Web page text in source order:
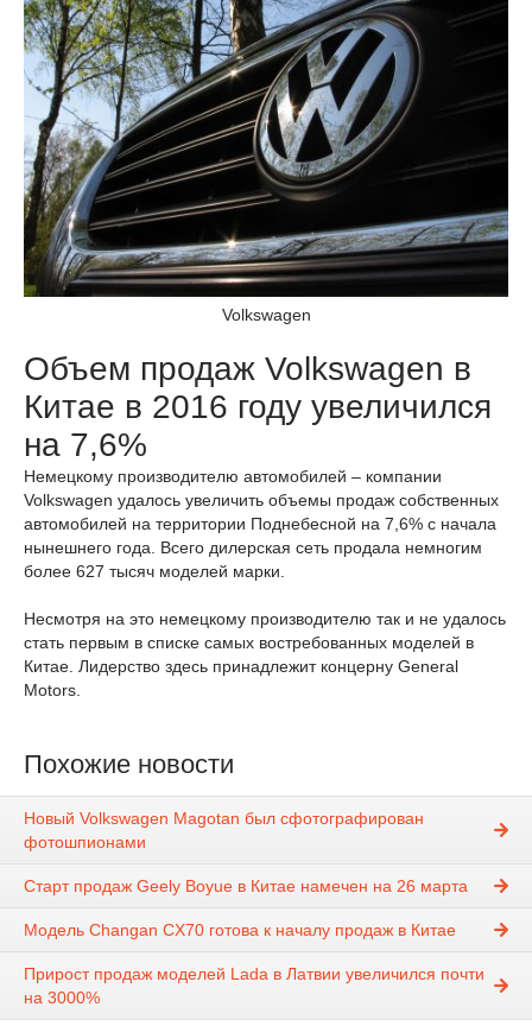
Volkswagen
Объем продаж Volkswagen в
Китае в 2016 году увеличился
на 7,6%
Немецкому производителю автомобилей – компании
Volkswagen удалось увеличить объемы продаж собственных
автомобилей на территории Поднебесной на 7,6% с начала
нынешнего года. Всего дилерская сеть продала немногим
более 627 тысяч моделей марки.
Несмотря на это немецкому производителю так и не удалось
стать первым в списке самых востребованных моделей в
Китае. Лидерство здесь принадлежит концерну General
Motors.
Похожие новости
Новый Volkswagen Magotan был сфотографирован
фотошпионами
Старт продаж Geely Boyue в Китае намечен на 26 марта
Модель Changan CX70 готова к началу продаж в Китае
Прирост продаж моделей Lada в Латвии увеличился почти
на 3000%